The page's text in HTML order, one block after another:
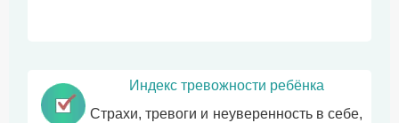
Индекс тревожности ребёнка
Страхи, тревоги и неуверенность в себе,